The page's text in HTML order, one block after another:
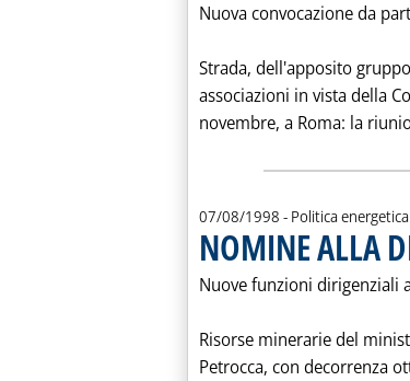
Nuova convocazione da
Strada, dell'apposito
associazioni in vista della
novembre, a Roma: la
07/08/1998 - Politica
NOMINE ALLA
Nuove funzioni dirigenziali
Risorse minerarie del
Petrocca, con decorrenza